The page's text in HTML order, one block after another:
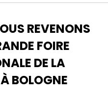
REVENONS
FOIRE
DE LA
BOLOGNE